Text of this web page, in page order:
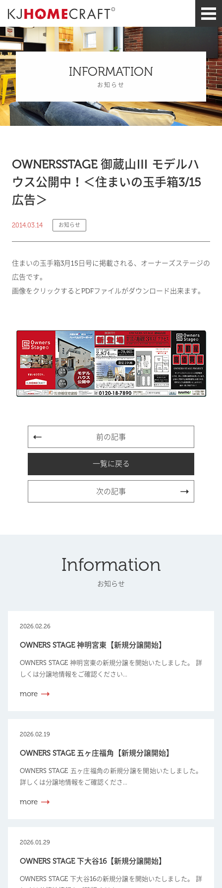
INFORMATION
お知らせ
OWNERSSTAGE 御蔵山Ⅲ モデルハ
ウス公開中！＜住まいの玉手箱3/15
広告＞
2014.03.14 お知らせ
住まいの玉手箱3月15日号に掲載される、オーナーズステージの
広告です。
画像をクリックするとPDFファイルがダウンロード出来ます。
前の記事
一覧に戻る
次の記事
Information
お知らせ
2026.02.26
OWNERS STAGE 神明宮東【新規分譲開始】
OWNERS STAGE 神明宮東の新規分譲を開始いたしました。 詳
しくは分譲地情報をご確認ください...
more
2026.02.19
OWNERS STAGE 五ヶ庄福角【新規分譲開始】
OWNERS STAGE 五ヶ庄福角の新規分譲を開始いたしました。
詳しくは分譲地情報をご確認くださ...
more
2026.01.29
OWNERS STAGE 下大谷16【新規分譲開始】
OWNERS STAGE 下大谷16の新規分譲を開始いたしました。 詳